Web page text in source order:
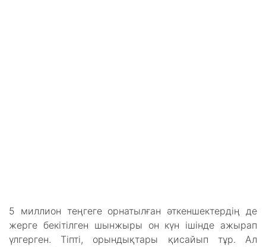
5 миллион теңгеге орнатылған әткеншектердің де
жерге бекітілген шынжыры он күн ішінде ажырап
үлгерген. Тіпті, орындықтары қисайып тұр. Ал